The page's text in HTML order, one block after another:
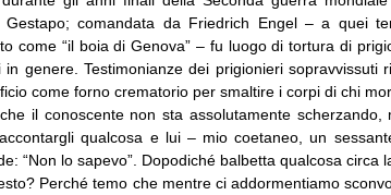
Gestapo; comandata da Friedrich Engel – a quei
come “il boia di Genova” – fu luogo di tortura di
in genere. Testimonianze dei prigionieri sopravvissuti
come forno crematorio per smaltire i corpi di chi
il conoscente non sta assolutamente
qualcosa e lui – mio coetaneo, un
“Non lo sapevo”. Dopodiché balbetta qualcosa circa
Perché temo che mentre ci addormentiamo